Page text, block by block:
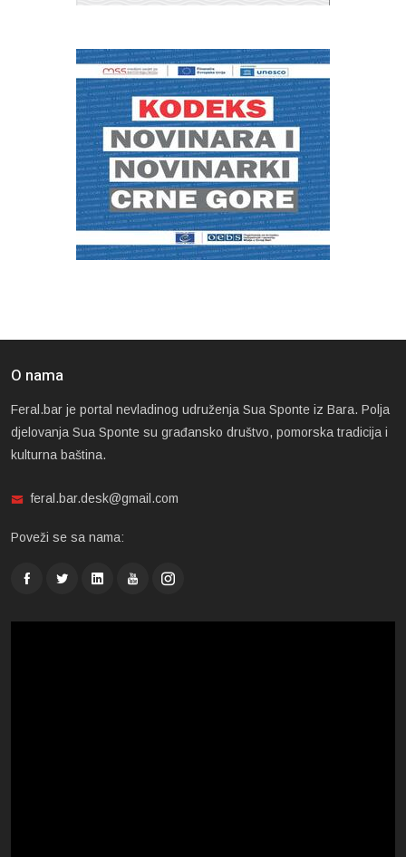
O nama
Feral.bar je portal nevladinog udruženja Sua Sponte iz Bara. Polja
djelovanja Sua Sponte su građansko društvo, pomorska tradicija i
kulturna baština.
feral.bar.desk@gmail.com
Poveži se sa nama: